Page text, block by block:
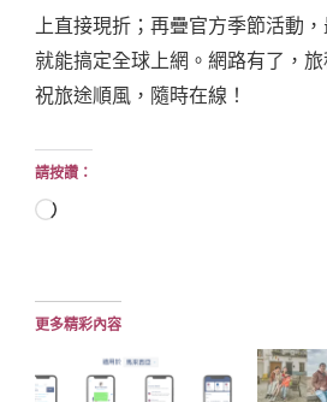
上直接現折；再疊官方季節活動
就能搞定全球上網。網路有了，
祝旅途順風，隨時在線！
請按讚：
正
入...
更多精彩內容